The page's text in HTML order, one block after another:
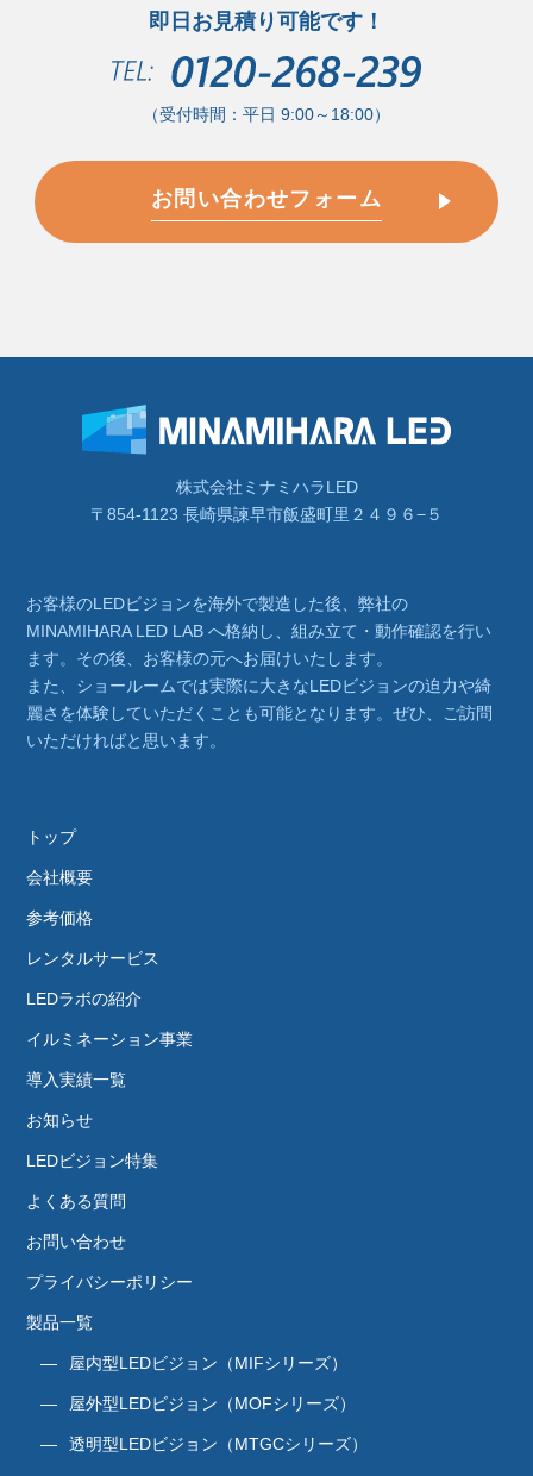
即日お見積り可能です！
（受付時間：平日 9:00～18:00）
お問い合わせフォーム
株式会社ミナミハラLED
〒854-1123 長崎県諫早市飯盛町里２４９６−５
お客様のLEDビジョンを海外で製造した後、弊社の
MINAMIHARA LED LAB へ格納し、組み立て・動作確認を行い
ます。その後、お客様の元へお届けいたします。
また、ショールームでは実際に大きなLEDビジョンの迫力や綺
麗さを体験していただくことも可能となります。ぜひ、ご訪問
いただければと思います。
トップ
会社概要
参考価格
レンタルサービス
LEDラボの紹介
イルミネーション事業
導入実績一覧
お知らせ
LEDビジョン特集
よくある質問
お問い合わせ
プライバシーポリシー
製品一覧
屋内型LEDビジョン（MIFシリーズ）
屋外型LEDビジョン（MOFシリーズ）
透明型LEDビジョン（MTGCシリーズ）